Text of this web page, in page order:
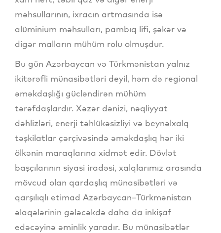
məhsullarının, ixracın artmasında isə
alüminium məhsulları, pambıq lifi, şəkər və
digər malların mühüm rolu olmuşdur.
Bu gün Azərbaycan və Türkmənistan yalnız
ikitərəfli münasibətləri deyil, həm də regional
əməkdaşlığı gücləndirən mühüm
tərəfdaşlardır. Xəzər dənizi, nəqliyyat
dəhlizləri, enerji təhlükəsizliyi və beynəlxalq
təşkilatlar çərçivəsində əməkdaşlıq hər iki
ölkənin maraqlarına xidmət edir. Dövlət
başçılarının siyasi iradəsi, xalqlarımız arasında
mövcud olan qardaşlıq münasibətləri və
qarşılıqlı etimad Azərbaycan–Türkmənistan
əlaqələrinin gələcəkdə daha da inkişaf
edəcəyinə əminlik yaradır. Bu münasibətlər